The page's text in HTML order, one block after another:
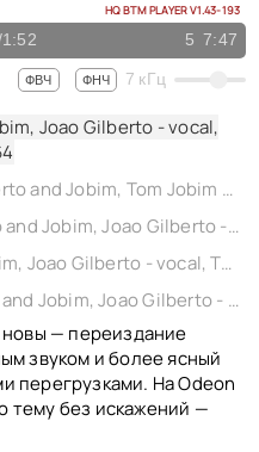
HQ BTM PLAYER V1.43-193
1:52 5 7:47
ФВЧ ФНЧ 7 кГц
Joao Gilberto - vocal,
«Um abraco no bonfa» Gilberto and Jobim, Tom Jobim - guitar, vinyl 1964
«Trevo de 4 folhas» Gilberto and Jobim, Joao Gilberto - vocal, Tom Jobim - guitar, vinyl 1964
«Doralice» Gilberto and Jobim, Joao Gilberto - vocal, Tom Jobim - guitar, vinyl 1964
«Bolinha de papel» Gilberto and Jobim, Joao Gilberto - vocal, Tom Jobim - guitar, vinyl 1964
новы — переиздание
звуком и более ясный
перегрузками. На Odeon
тему без искажений —